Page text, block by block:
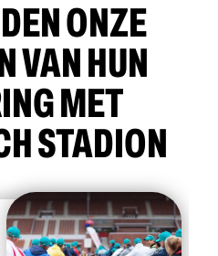
ONZE
VAN HUN
MET
STADION